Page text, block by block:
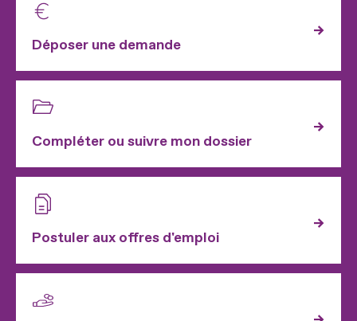
Déposer une demande
Compléter ou suivre mon dossier
Postuler aux offres d'emploi